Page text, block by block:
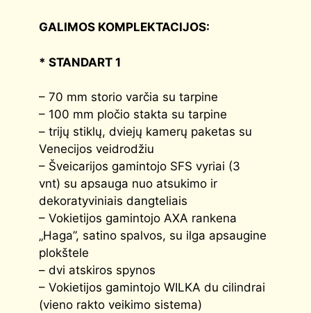
GALIMOS KOMPLEKTACIJOS:
* STANDART 1
– 70 mm storio varčia su tarpine
– 100 mm pločio stakta su tarpine
– trijų stiklų, dviejų kamerų paketas su
Venecijos veidrodžiu
– Šveicarijos gamintojo SFS vyriai (3
vnt) su apsauga nuo atsukimo ir
dekoratyviniais dangteliais
– Vokietijos gamintojo AXA rankena
„Haga”, satino spalvos, su ilga apsaugine
plokštele
– dvi atskiros spynos
– Vokietijos gamintojo WILKA du cilindrai
(vieno rakto veikimo sistema)